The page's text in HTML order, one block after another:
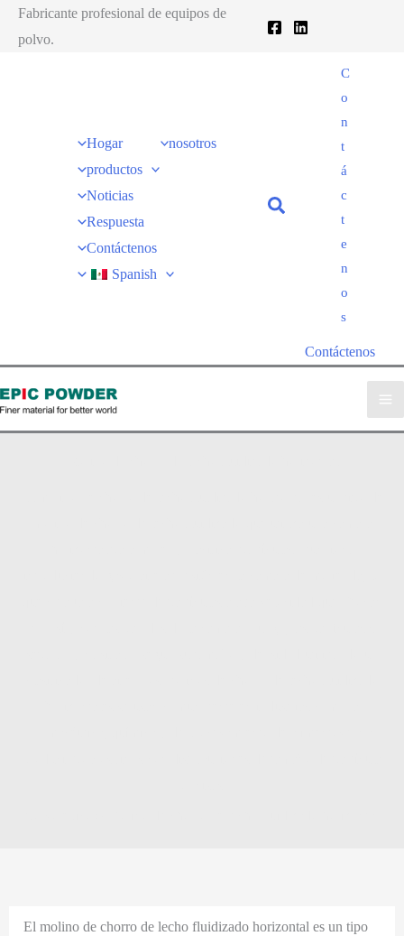
Fabricante profesional de equipos de
polvo.
Hogar
nosotros
productos
Noticias
Respuesta
Contáctenos
Spanish
C
o
n
t
á
c
t
e
n
o
s
Contáctenos
El molino de chorro de lecho fluidizado horizontal es un tipo